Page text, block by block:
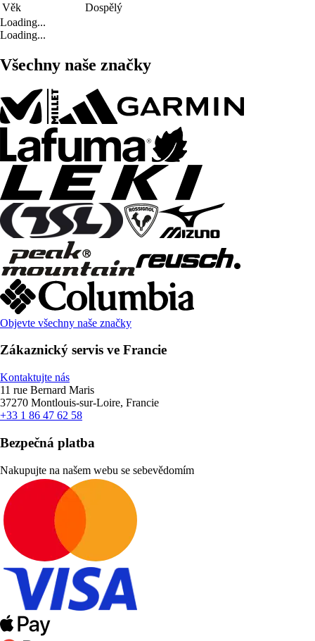
Věk
Dospělý
Loading...
Loading...
Všechny naše značky
Objevte všechny naše značky
Zákaznický servis ve Francie
Kontaktujte nás
11 rue Bernard Maris
37270 Montlouis-sur-Loire, Francie
+33 1 86 47 62 58
Bezpečná platba
Nakupujte na našem webu se sebevědomím